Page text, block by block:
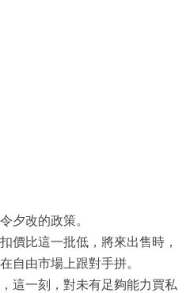
夕改的政策。
價比這一批低，將來出售時，
自由市場上跟對手拼。
這一刻，對未有足夠能力買私